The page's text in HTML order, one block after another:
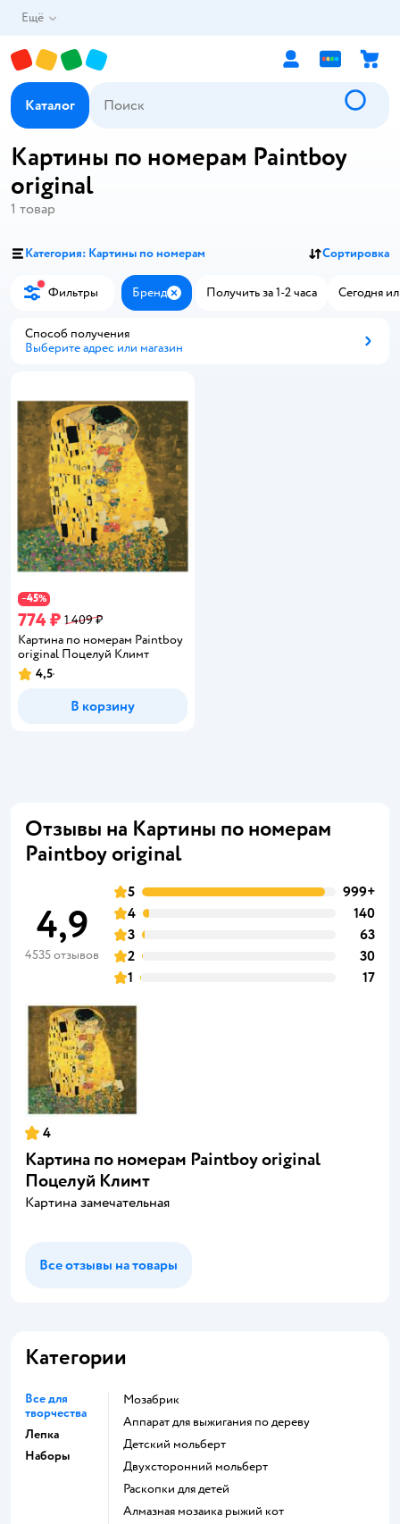
Ещё
Каталог
Картины по номерам Paintboy
original
1 товар
Категория: Картины по номерам Сортировка
Фильтры Бренд ЗакрытьПолучить за 1-2 часа Сегодня
Способ получения
Выберите адрес или магазин
−45%
774 ₽ 1 409 ₽
Картина по номерам Paintboy
original Поцелуй Климт
Рейтинг:
4,5
В корзину
Отзывы на Картины по номерам
Paintboy original
4,9
4535 отзывов
5
999+
4
140
3
63
2
30
1
17
4
Картина по номерам Paintboy original
Поцелуй Климт
Картина замечательная
Все отзывы на товары
Категории
Все для
творчества
Лепка
Наборы
Мозабрик
Аппарат для выжигания по дереву
Детский мольберт
Двухсторонний мольберт
Раскопки для детей
Алмазная мозаика рыжий кот